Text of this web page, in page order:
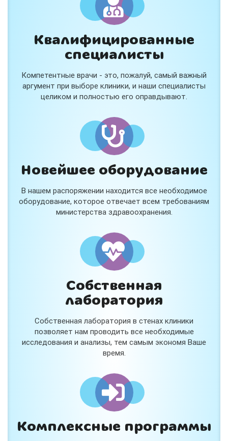
Квалифицированные
специалисты
Компетентные врачи - это, пожалуй, самый важный
аргумент при выборе клиники, и наши специалисты
целиком и полностью его оправдывают.
Новейшее оборудование
В нашем распоряжении находится все необходимое
оборудование, которое отвечает всем требованиям
министерства здравоохранения.
Собственная
лаборатория
Собственная лаборатория в стенах клиники
позволяет нам проводить все необходимые
исследования и анализы, тем самым экономя Ваше
время.
Комплексные программы
Консультация ортопеда +
тейпирование за 1 приём
Вас или вашего ребёнка беспокоят:
- боли в спине, шее, коленях или ногах?
- дискомфорт после спорта и нагрузок?
В «Медлэнд» принимает известный ортопед-
травматолог Шехмаметьев Али Зарефуллович
В прием входит:
✔️ Осмотр и консультация врача
✔️ Рекомендации по вашей ситуации
✔️Тейпирование
спортсменам и беременным женщинам.
Специальная цена — 3000 ₽.
и расскажем подробнее!
Нет, спасибо
Я согласен на обработкуперсональных данных
Работает наСтримвуд